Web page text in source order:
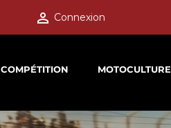
 Connexion
COMPÉTITION MOTOCULTURE